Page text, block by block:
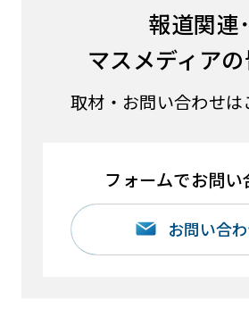
報道関連･
マスメディア
取材・お問い合わせは
フォームでお問い
お問い合